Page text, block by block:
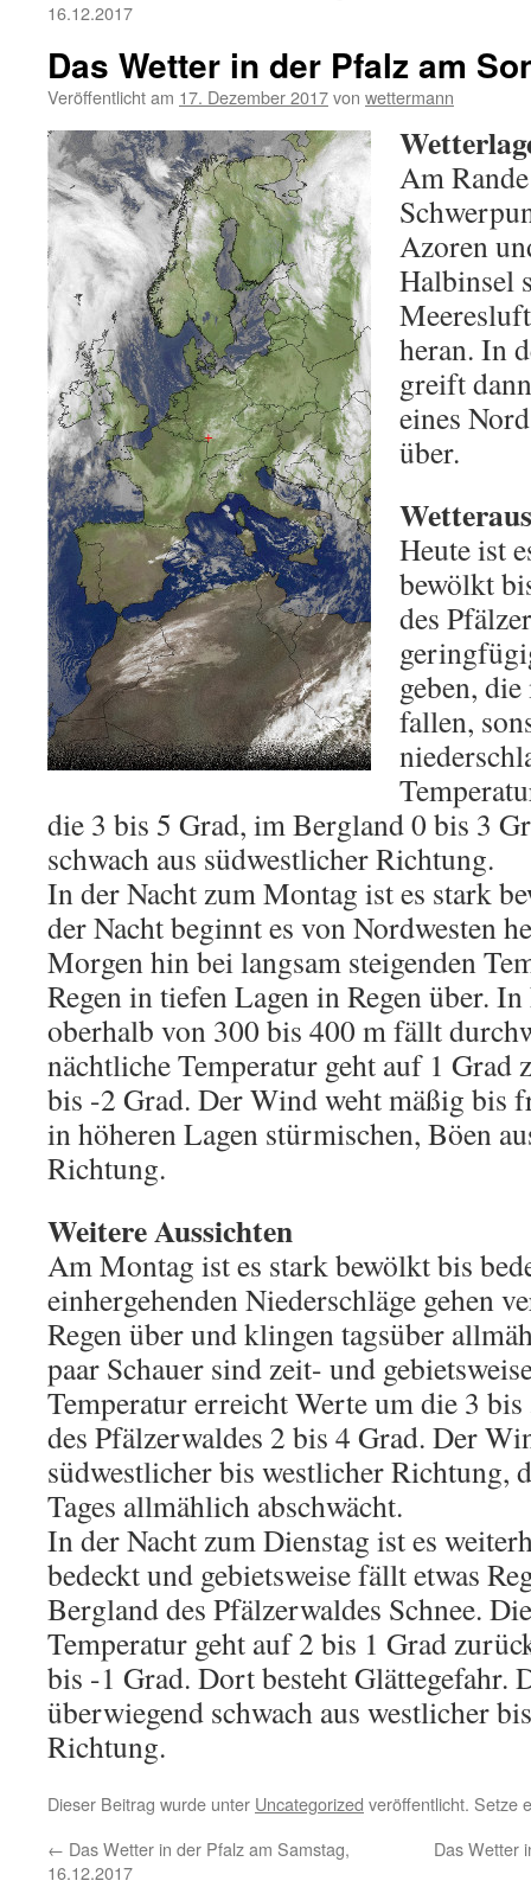
16.12.2017
Das Wetter in der Pfalz am
Veröffentlicht am 17. Dezember 2017von wettermann
Am
Azoren
Halbinsel
heran. In
greift
eines
über.
Heute ist
bewölkt
des
geben,
fallen,
die 3 bis 5 Grad, im Bergland 0 bis 3
schwach aus südwestlicher Richtung.
In der Nacht zum Montag ist es stark
der Nacht beginnt es von Nordwesten
Morgen hin bei langsam steigenden
Regen in tiefen Lagen in Regen über.
oberhalb von 300 bis 400 m fällt
nächtliche Temperatur geht auf 1 Grad
bis -2 Grad. Der Wind weht mäßig bis
in höheren Lagen stürmischen, Böen
Richtung.
Weitere Aussichten
Am Montag ist es stark bewölkt bis
einhergehenden Niederschläge gehen
Regen über und klingen tagsüber
paar Schauer sind zeit- und
Temperatur erreicht Werte um die 3
des Pfälzerwaldes 2 bis 4 Grad. Der
südwestlicher bis westlicher Richtung,
Tages allmählich abschwächt.
In der Nacht zum Dienstag ist es
bedeckt und gebietsweise fällt etwas
Bergland des Pfälzerwaldes Schnee.
Temperatur geht auf 2 bis 1 Grad
bis -1 Grad. Dort besteht Glättegefahr.
überwiegend schwach aus westlicher
Richtung.
Dieser Beitrag wurde unter Uncategorized veröffentlicht. Setze
← Das Wetter in der Pfalz am Samstag,
16.12.2017
Das Wetter